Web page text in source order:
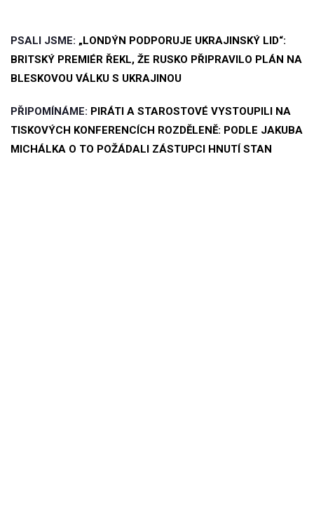
PSALI JSME: „LONDÝN PODPORUJE UKRAJINSKÝ LID“:
BRITSKÝ PREMIÉR ŘEKL, ŽE RUSKO PŘIPRAVILO PLÁN NA
BLESKOVOU VÁLKU S UKRAJINOU
PŘIPOMÍNÁME: PIRÁTI A STAROSTOVÉ VYSTOUPILI NA
TISKOVÝCH KONFERENCÍCH ROZDĚLENĚ: PODLE JAKUBA
MICHÁLKA O TO POŽÁDALI ZÁSTUPCI HNUTÍ STAN